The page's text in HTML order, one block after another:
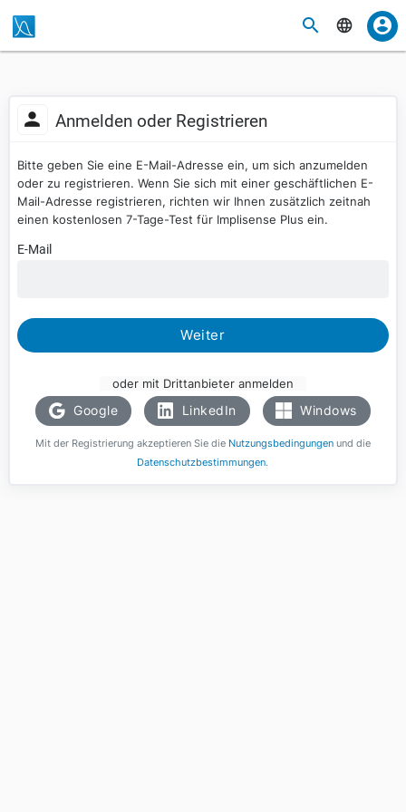
Anmelden oder Registrieren
Bitte geben Sie eine E-Mail-Adresse ein, um sich anzumelden
oder zu registrieren. Wenn Sie sich mit einer geschäftlichen E-
Mail-Adresse registrieren, richten wir Ihnen zusätzlich zeitnah
einen kostenlosen 7-Tage-Test für Implisense Plus ein.
E-Mail
Weiter
oder mit Drittanbieter anmelden
Google LinkedIn Windows
Mit der Registrierung akzeptieren Sie die Nutzungsbedingungenund die
Datenschutzbestimmungen.